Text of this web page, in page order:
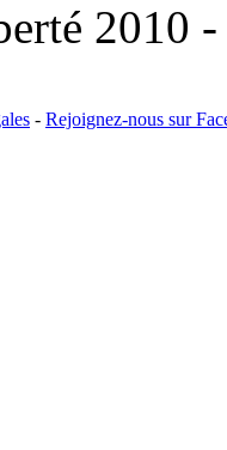
2010
- Rejoignez-nous sur